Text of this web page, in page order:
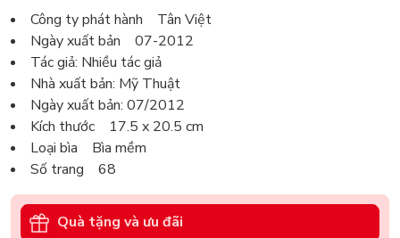
Công ty phát hành Tân Việt
Ngày xuất bản 07-2012
Tác giả: Nhiều tác giả
Nhà xuất bản: Mỹ Thuật
Ngày xuất bản: 07/2012
Kích thước 17.5 x 20.5 cm
Loại bìa Bìa mềm
Số trang 68
Quà tặng và ưu đãi